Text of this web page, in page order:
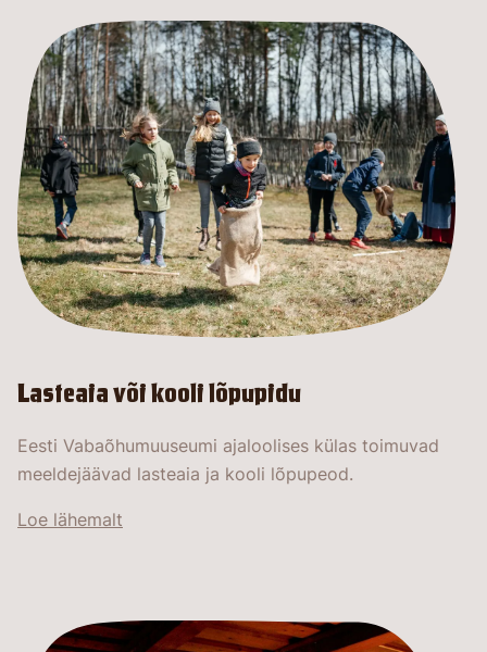
Lasteaia või kooli lõpupidu
Eesti Vabaõhumuuseumi ajaloolises külas toimuvad
meeldejäävad lasteaia ja kooli lõpupeod.
Loe lähemalt